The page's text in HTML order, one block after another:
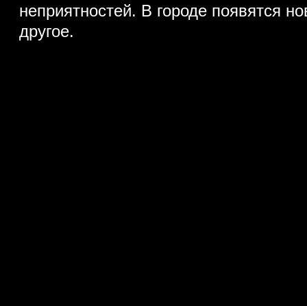
неприятностей. В городе появятся
другое.